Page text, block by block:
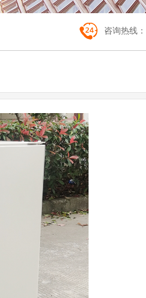
咨询热线：